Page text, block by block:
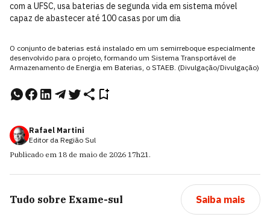
com a UFSC, usa baterias de segunda vida em sistema móvel
capaz de abastecer até 100 casas por um dia
O conjunto de baterias está instalado em um semirreboque especialmente
desenvolvido para o projeto, formando um Sistema Transportável de
Armazenamento de Energia em Baterias, o STAEB. (Divulgação/Divulgação)
Rafael Martini
Editor da Região Sul
Publicado em 18 de maio de 2026 17h21.
Tudo sobre Exame-sul Saiba mais